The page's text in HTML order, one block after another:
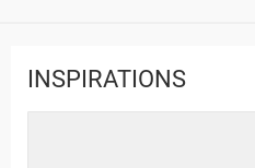
INSPIRATIONS